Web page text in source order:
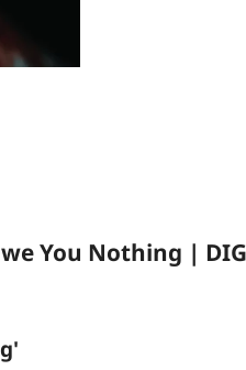
You Nothing |